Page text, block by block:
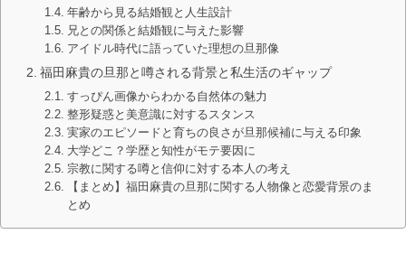
年齢から見る結婚観と人生設計
兄との関係と結婚観に与えた影響
アイドル時代に語っていた理想の旦那像
福田麻貴の旦那と噂される背景と私生活のギャップ
すっぴん画像からわかる自然体の魅力
整形疑惑と美意識に対するスタンス
実家のエピソードと育ちの良さが旦那候補に与える印象
大学どこ？学歴と知性がモテ要因に
宗教に関する噂と信仰に対する本人の考え
【まとめ】福田麻貴の旦那に関する人物像と恋愛背景のま
とめ